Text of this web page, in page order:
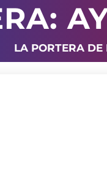
LA PORTERA DE